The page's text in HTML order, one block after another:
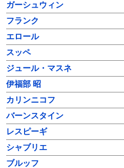
ガーシュウィン
フランク
エロール
スッペ
ジュール・マスネ
伊福部 昭
カリンニコフ
バーンスタイン
レスピーギ
シャブリエ
ブルッフ